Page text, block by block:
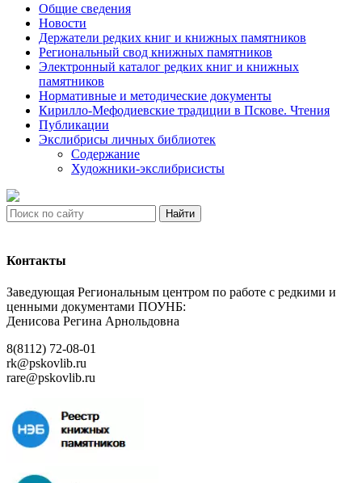
Общие сведения
Новости
Держатели редких книг и книжных памятников
Региональный свод книжных памятников
Электронный каталог редких книг и книжных
памятников
Нормативные и методические документы
Кирилло-Мефодиевские традиции в Пскове. Чтения
Публикации
Экслибрисы личных библиотек
Содержание
Художники-экслибрисисты
Найти
Контакты
Заведующая Региональным центром по работе с редкими и
ценными документами ПОУНБ:
Денисова Регина Арнольдовна
8(8112) 72-08-01
rk@pskovlib.ru
rare@pskovlib.ru